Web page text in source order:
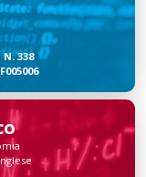
338